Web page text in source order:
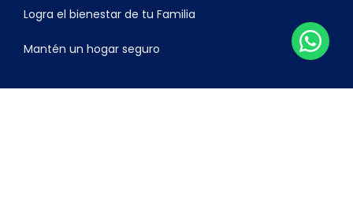
Logra el bienestar de tu Familia
Mantén un hogar seguro